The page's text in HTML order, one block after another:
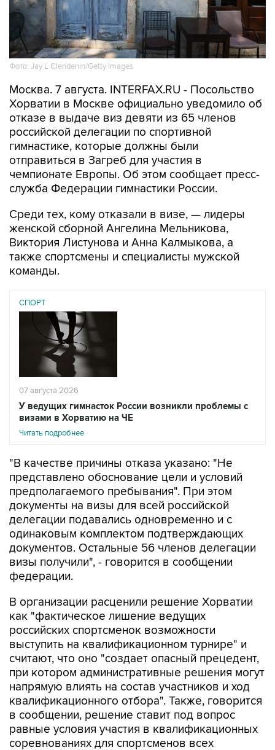
Фото: Jay L Clendenin/Getty Images
Москва. 7 августа. INTERFAX.RU - Посольство
Хорватии в Москве официально уведомило об
отказе в выдаче виз девяти из 65 членов
российской делегации по спортивной
гимнастике, которые должны были
отправиться в Загреб для участия в
чемпионате Европы. Об этом сообщает пресс-
служба Федерации гимнастики России.
Среди тех, кому отказали в визе, — лидеры
женской сборной Ангелина Мельникова,
Виктория Листунова и Анна Калмыкова, а
также спортсмены и специалисты мужской
команды.
СПОРТ
07 августа 2026
У ведущих гимнасток России возникли проблемы с
визами в Хорватию на ЧЕ
Читать подробнее
"В качестве причины отказа указано: "Не
представлено обоснование цели и условий
предполагаемого пребывания". При этом
документы на визы для всей российской
делегации подавались одновременно и с
одинаковым комплектом подтверждающих
документов. Остальные 56 членов делегации
визы получили", - говорится в сообщении
федерации.
В организации расценили решение Хорватии
как "фактическое лишение ведущих
российских спортсменок возможности
выступить на квалификационном турнире" и
считают, что оно "создает опасный прецедент,
при котором административные решения могут
напрямую влиять на состав участников и ход
квалификационного отбора". Также, говорится
в сообщении, решение ставит под вопрос
равные условия участия в квалификационных
соревнованиях для спортсменов всех